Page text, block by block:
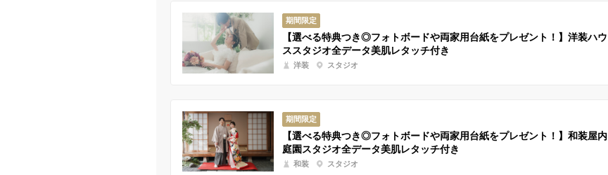
期間限定
【選べる特典つき◎フォトボードや両家用台紙をプレゼント！】洋装ハウ
ススタジオ全データ美肌レタッチ付き
洋装 スタジオ
期間限定
【選べる特典つき◎フォトボードや両家用台紙をプレゼント！】和装屋内
庭園スタジオ全データ美肌レタッチ付き
和装 スタジオ